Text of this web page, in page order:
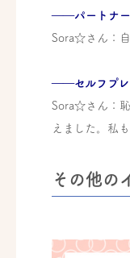
――パートナー
Sora☆さん：自
――セルフプレ
Sora☆さん：
えました。私
その他の